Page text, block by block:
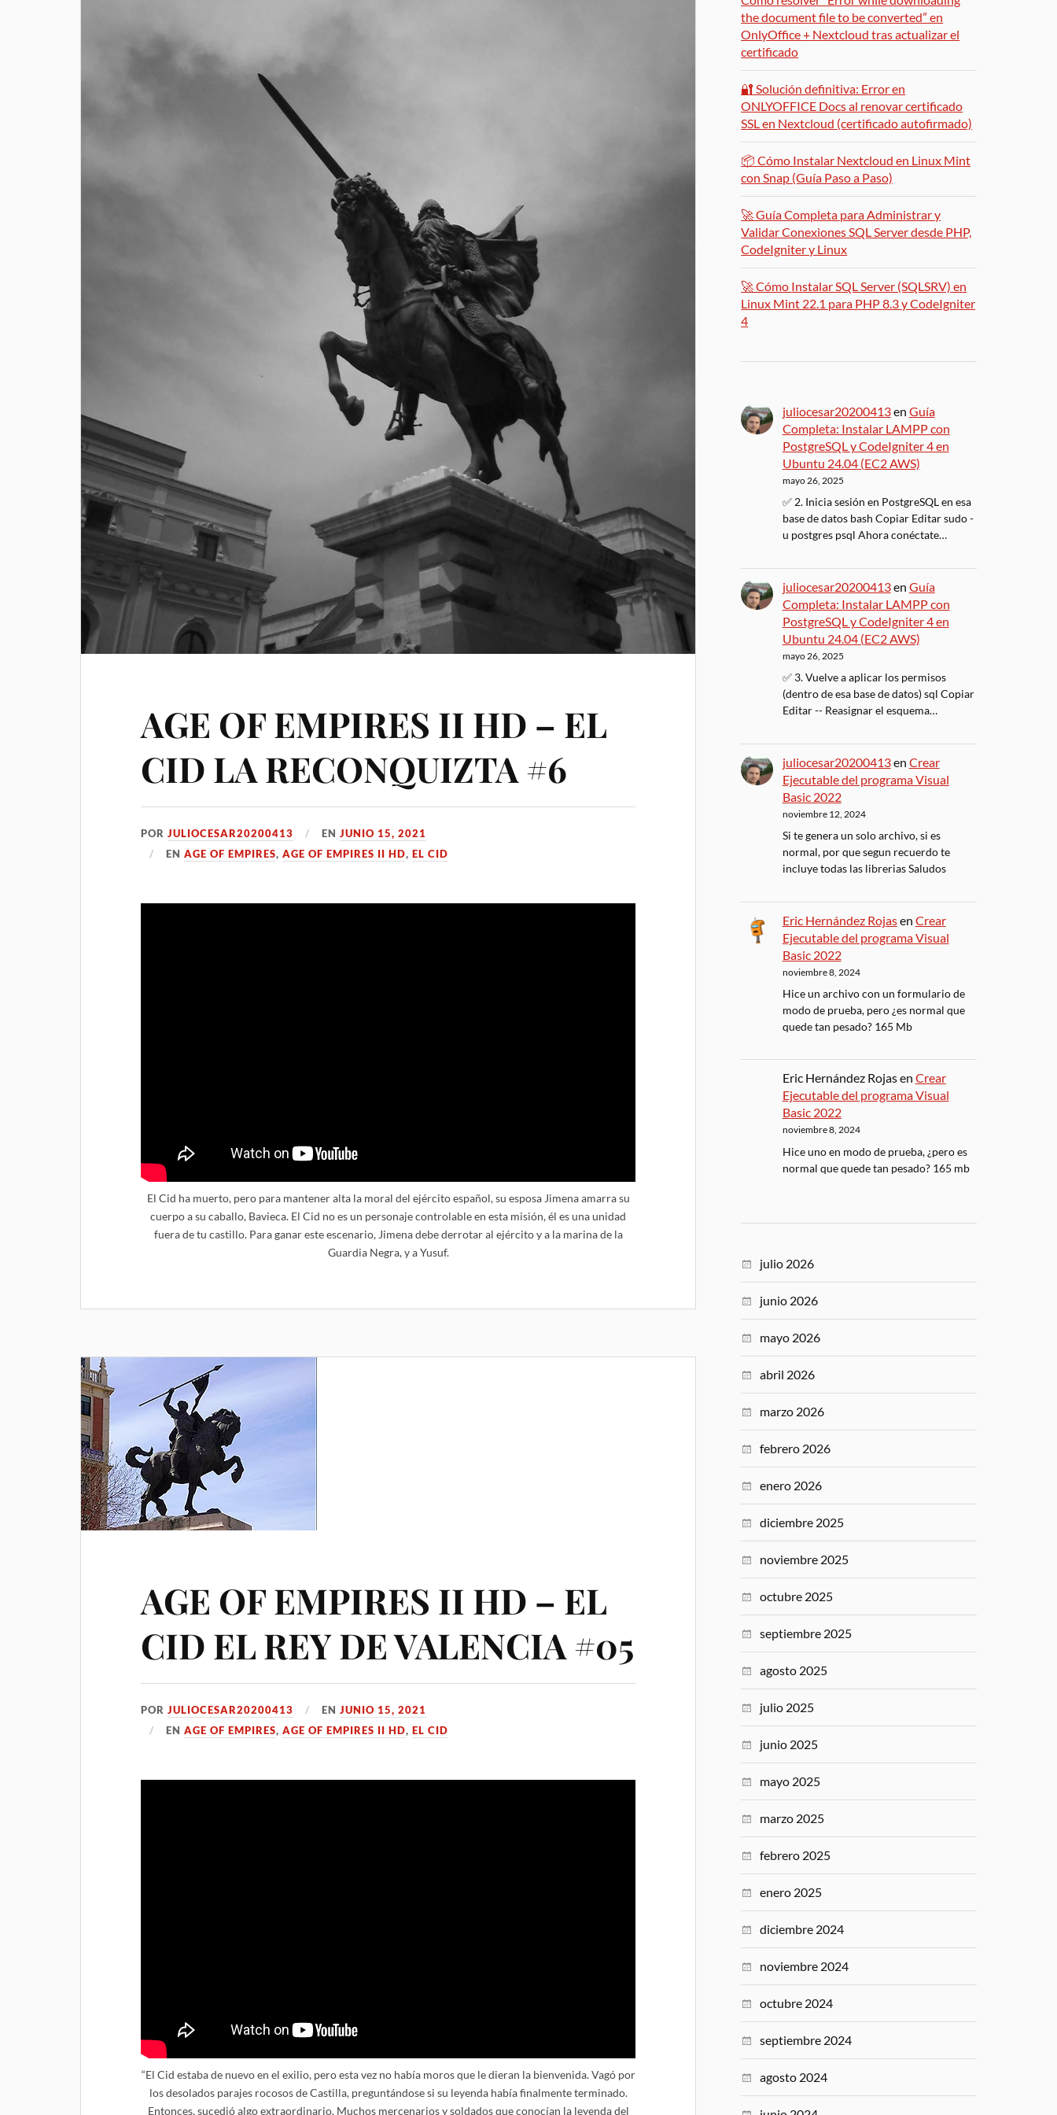
AGE OF EMPIRES II HD – EL
CID LA RECONQUIZTA #6
PORJULIOCESAR20200413 ENJUNIO 15, 2021
ENAGE OF EMPIRES,AGE OF EMPIRES II HD,EL CID
El Cid ha muerto, pero para mantener alta la moral del ejército español, su esposa Jimena amarra su
cuerpo a su caballo, Bavieca. El Cid no es un personaje controlable en esta misión, él es una unidad
fuera de tu castillo. Para ganar este escenario, Jimena debe derrotar al ejército y a la marina de la
Guardia Negra, y a Yusuf.
AGE OF EMPIRES II HD – EL
CID EL REY DE VALENCIA #05
PORJULIOCESAR20200413 ENJUNIO 15, 2021
ENAGE OF EMPIRES,AGE OF EMPIRES II HD,EL CID
“El Cid estaba de nuevo en el exilio, pero esta vez no había moros que le dieran la bienvenida. Vagó por
los desolados parajes rocosos de Castilla, preguntándose si su leyenda había finalmente terminado.
Entonces, sucedió algo extraordinario. Muchos mercenarios y soldados que conocían la leyenda del
the document file to be converted” en
OnlyOffice + Nextcloud tras actualizar el
certificado
🔐 Solución definitiva: Error en
ONLYOFFICE Docs al renovar certificado
SSL en Nextcloud (certificado autofirmado)
📦 Cómo Instalar Nextcloud en Linux Mint
con Snap (Guía Paso a Paso)
🚀 Guía Completa para Administrar y
Validar Conexiones SQL Server desde PHP,
CodeIgniter y Linux
🚀 Cómo Instalar SQL Server (SQLSRV) en
Linux Mint 22.1 para PHP 8.3 y CodeIgniter
4
juliocesar20200413en Guía
Completa: Instalar LAMPP con
PostgreSQL y CodeIgniter 4 en
Ubuntu 24.04 (EC2 AWS)
mayo 26, 2025
✅ 2. Inicia sesión en PostgreSQL en esa
base de datos bash Copiar Editar sudo -
u postgres psql Ahora conéctate…
juliocesar20200413en Guía
Completa: Instalar LAMPP con
PostgreSQL y CodeIgniter 4 en
Ubuntu 24.04 (EC2 AWS)
mayo 26, 2025
✅ 3. Vuelve a aplicar los permisos
(dentro de esa base de datos) sql Copiar
Editar -- Reasignar el esquema…
juliocesar20200413en Crear
Ejecutable del programa Visual
Basic 2022
noviembre 12, 2024
Si te genera un solo archivo, si es
normal, por que segun recuerdo te
incluye todas las librerias Saludos
Eric Hernández Rojasen Crear
Ejecutable del programa Visual
Basic 2022
noviembre 8, 2024
Hice un archivo con un formulario de
modo de prueba, pero ¿es normal que
quede tan pesado? 165 Mb
Eric Hernández Rojasen Crear
Ejecutable del programa Visual
Basic 2022
noviembre 8, 2024
Hice uno en modo de prueba, ¿pero es
normal que quede tan pesado? 165 mb
julio 2026
junio 2026
mayo 2026
abril 2026
marzo 2026
febrero 2026
enero 2026
diciembre 2025
noviembre 2025
octubre 2025
septiembre 2025
agosto 2025
julio 2025
junio 2025
mayo 2025
marzo 2025
febrero 2025
enero 2025
diciembre 2024
noviembre 2024
octubre 2024
septiembre 2024
agosto 2024